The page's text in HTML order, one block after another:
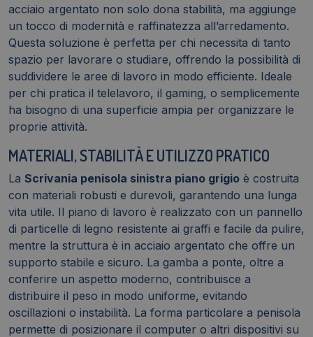
acciaio argentato non solo dona stabilità, ma aggiunge
un tocco di modernità e raffinatezza all’arredamento.
Questa soluzione è perfetta per chi necessita di tanto
spazio per lavorare o studiare, offrendo la possibilità di
suddividere le aree di lavoro in modo efficiente. Ideale
per chi pratica il telelavoro, il gaming, o semplicemente
ha bisogno di una superficie ampia per organizzare le
proprie attività.
MATERIALI, STABILITÀ E UTILIZZO PRATICO
La Scrivania penisola sinistra piano grigio è costruita
con materiali robusti e durevoli, garantendo una lunga
vita utile. Il piano di lavoro è realizzato con un pannello
di particelle di legno resistente ai graffi e facile da pulire,
mentre la struttura è in acciaio argentato che offre un
supporto stabile e sicuro. La gamba a ponte, oltre a
conferire un aspetto moderno, contribuisce a
distribuire il peso in modo uniforme, evitando
oscillazioni o instabilità. La forma particolare a penisola
permette di posizionare il computer o altri dispositivi su